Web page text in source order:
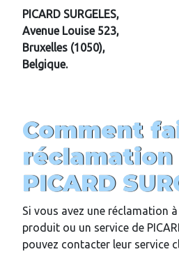
PICARD SURGELES,
Avenue Louise 523,
Bruxelles (1050),
Belgique.
Comment
réclamation
PICARD
Si vous avez une réclamation
produit ou un service de
pouvez contacter leur service